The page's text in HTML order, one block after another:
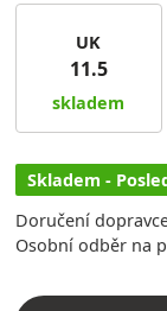
UK
11.5
skladem
Skladem -
Doručení
Osobní odběr na